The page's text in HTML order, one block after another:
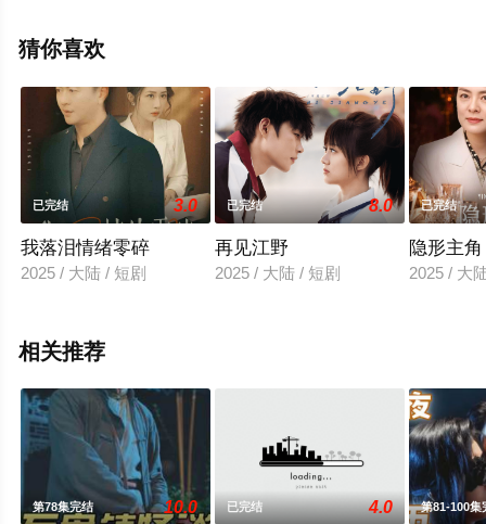
豆瓣电视剧、电视猫或剧情网等平台了解。
猜你喜欢
已完结 3.0
我落泪情绪零碎
2025 / 大陆 / 短剧
已完结 8.0
再见江野
2025 / 大陆 / 短剧
已完结
隐形主角
2025 / 大
相关推荐
第78集完结 10.0 已完结 4.0 第81-100集